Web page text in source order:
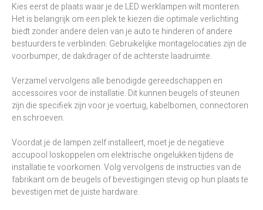
Kies eerst de plaats waar je de LED werklampen wilt monteren.
Het is belangrijk om een plek te kiezen die optimale verlichting
biedt zonder andere delen van je auto te hinderen of andere
bestuurders te verblinden. Gebruikelijke montagelocaties zijn de
voorbumper, de dakdrager of de achterste laadruimte.
Verzamel vervolgens alle benodigde gereedschappen en
accessoires voor de installatie. Dit kunnen beugels of steunen
zijn die specifiek zijn voor je voertuig, kabelbomen, connectoren
en schroeven.
Voordat je de lampen zelf installeert, moet je de negatieve
accupool loskoppelen om elektrische ongelukken tijdens de
installatie te voorkomen. Volg vervolgens de instructies van de
fabrikant om de beugels of bevestigingen stevig op hun plaats te
bevestigen met de juiste hardware.